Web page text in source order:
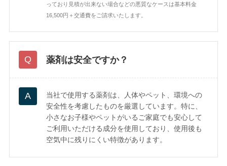
っており見積が出来ない場合などの悪質なケースは基本料金
16,500円＋交通費をご請求いたします。
薬剤は安全ですか？
当社で使用する薬剤は、人体やペット、環境への
安全性を考慮したものを厳選しています。特に、
小さなお子様やペットがいるご家庭でも安心して
ご利用いただける成分を使用しており、使用後も
空気中に残りにくい特徴があります。